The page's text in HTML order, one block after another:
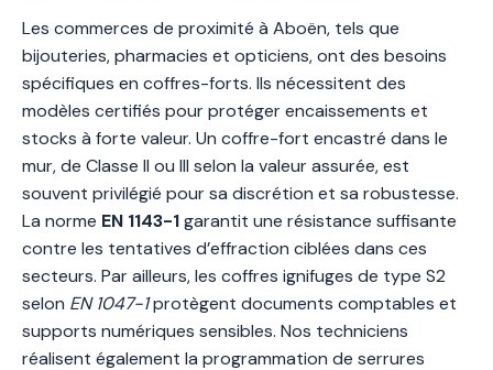
Les commerces de proximité à Aboën, tels que
bijouteries, pharmacies et opticiens, ont des besoins
spécifiques en coffres-forts. Ils nécessitent des
modèles certifiés pour protéger encaissements et
stocks à forte valeur. Un coffre-fort encastré dans le
mur, de Classe II ou III selon la valeur assurée, est
souvent privilégié pour sa discrétion et sa robustesse.
La norme EN 1143-1garantit une résistance suffisante
contre les tentatives d’effraction ciblées dans ces
secteurs. Par ailleurs, les coffres ignifuges de type S2
selon EN 1047-1protègent documents comptables et
supports numériques sensibles. Nos techniciens
réalisent également la programmation de serrures